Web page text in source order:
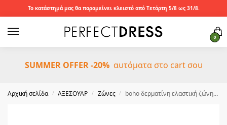
Το κατάστημά μας θα παραμείνει κλειστό από Τετάρτη 5/8 ως 31/8.
0
SUMMER OFFER -20%αυτόματα στο cart σου
Αρχική σελίδα / ΑΞΕΣΟΥΑΡ / Ζώνες / boho δερματίνη ελαστική ζώνη Phoenix μαύρο